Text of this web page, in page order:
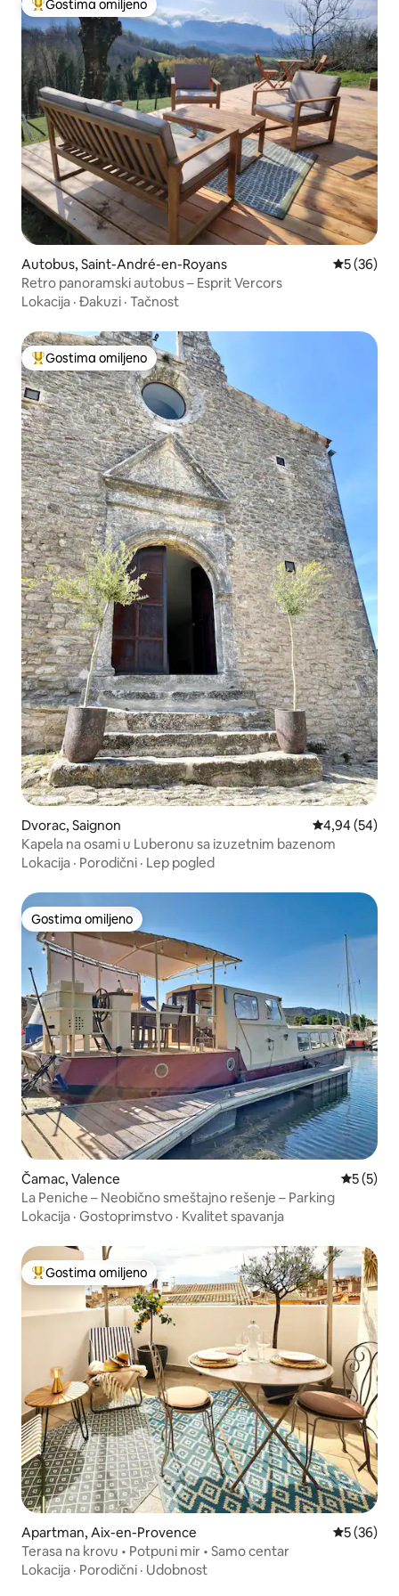
Najuspešniji među gostima omiljenim
Gostima omiljeno
Autobus, Saint-André-en-Royans Prosečna
5 (36)
Retro panoramski autobus – Esprit Vercors
Lokacija · Đakuzi · Tačnost
Najuspešniji među gostima omiljenim
Gostima omiljeno
Dvorac, Saignon Prosečna
4,94 (54)
Kapela na osami u Luberonu sa izuzetnim bazenom
Lokacija · Porodični · Lep pogled
Gostima omiljeno
Gostima omiljeno
Čamac, Valence
5 (5)
La Peniche – Neobično smeštajno rešenje – Parking
Lokacija · Gostoprimstvo · Kvalitet spavanja
Najuspešniji među gostima omiljenim
Gostima omiljeno
Apartman, Aix-en-Provence Prosečna
5 (36)
Terasa na krovu • Potpuni mir • Samo centar
Lokacija · Porodični · Udobnost